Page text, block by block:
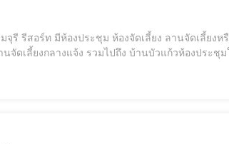
ระชุม ห้องจัดเลี้ยง ลานจัดเลี้ยงหรือไม่ - เดอะแกรนด์จามจุรี รีสอร์ท มีห้อง
จัดเลี้ยงกลางแจ้ง รวมไปถึง บ้านบัวแก้วห้องประ